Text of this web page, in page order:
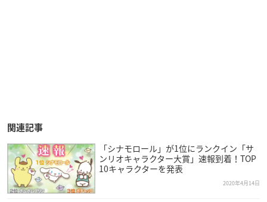
関連記事
「シナモロール」が1位にランクイン「サ
ンリオキャラクター大賞」速報到着！TOP
10キャラクターを発表
2020年4月14日